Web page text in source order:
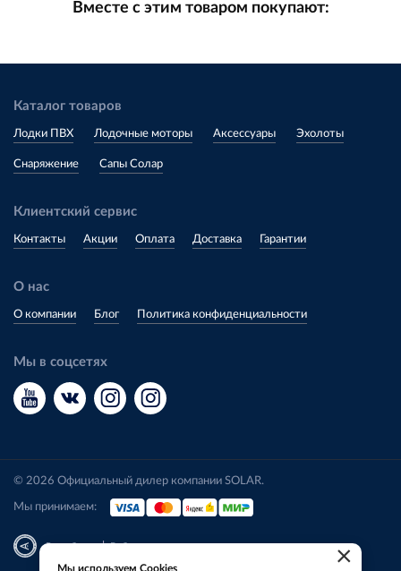
Вместе с этим товаром покупают:
Каталог товаров
Лодки ПВХ Лодочные моторы Аксессуары Эхолоты
Снаряжение Сапы Солар
Клиентский сервис
Контакты Акции Оплата Доставка Гарантии
О нас
О компании Блог Политика конфиденциальности
Мы в соцсетях
© 2026 Официальный дилер компании SOLAR.
Мы принимаем:
Разработка|Веб-аналитика ×
Мы используем Cookies